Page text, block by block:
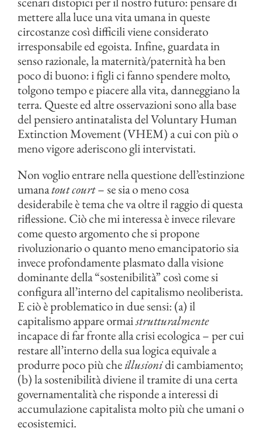
mettere alla luce una vita umana in queste
circostanze così difficili viene considerato
irresponsabile ed egoista. Infine, guardata in
senso razionale, la maternità/paternità ha ben
poco di buono: i figli ci fanno spendere molto,
tolgono tempo e piacere alla vita, danneggiano la
terra. Queste ed altre osservazioni sono alla base
del pensiero antinatalista del Voluntary Human
Extinction Movement (VHEM) a cui con più o
meno vigore aderiscono gli intervistati.
Non voglio entrare nella questione dell’estinzione
umanatout court– se sia o meno cosa
desiderabile è tema che va oltre il raggio di questa
riflessione. Ciò che mi interessa è invece rilevare
come questo argomento che si propone
rivoluzionario o quanto meno emancipatorio sia
invece profondamente plasmato dalla visione
dominante della “sostenibilità” così come si
configura all’interno del capitalismo neoliberista.
E ciò è problematico in due sensi: (a) il
capitalismo appare ormaistrutturalmente
incapace di far fronte alla crisi ecologica – per cui
restare all’interno della sua logica equivale a
produrre poco più cheillusionidi cambiamento;
(b) la sostenibilità diviene il tramite di una certa
governamentalità che risponde a interessi di
accumulazione capitalista molto più che umani o
ecosistemici.